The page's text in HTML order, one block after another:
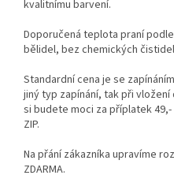
kvalitnímu barvení.
Doporučená teplota praní
bělidel, bez chemických
Standardní cena je se
jiný typ zapínání, tak při
si budete moci za příplatek
ZIP.
Na přání zákazníka upravíme
ZDARMA.